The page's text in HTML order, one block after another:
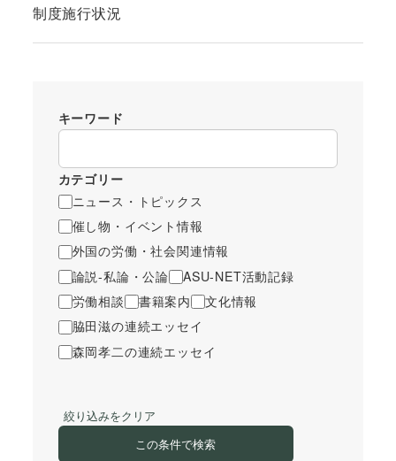
制度施行状況
キーワード
カテゴリー
ニュース・トピックス
催し物・イベント情報
外国の労働・社会関連情報
論説-私論・公論
ASU-NET活動記録
労働相談
書籍案内
文化情報
脇田滋の連続エッセイ
森岡孝二の連続エッセイ
絞り込みをクリア
この条件で検索